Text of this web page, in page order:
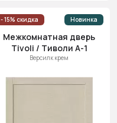
- 15% скидка Новинка
Межкомнатная дверь
Tivoli / Тиволи А-1
Версилк крем